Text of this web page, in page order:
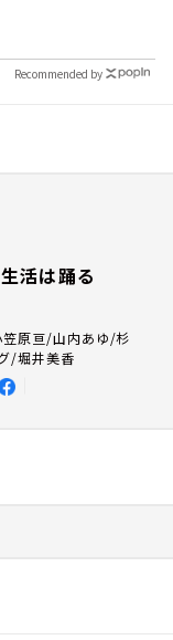
Recommended by
活は踊る
笠原亘/山内あゆ/杉
/堀井美香